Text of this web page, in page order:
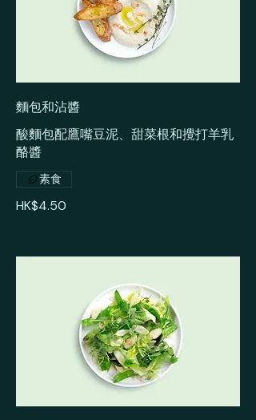
麵包和沾醬
酸麵包配鷹嘴豆泥、甜菜根和攪打羊乳
酪醬
HK$4.50
素食